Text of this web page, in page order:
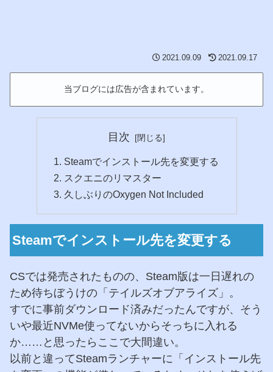
2021.09.09 2021.09.17
当ブログには広告が含まれています。
目次
Steamでインストール先を変更する
スクエニのリマスター
久しぶりのOxygen Not Included
Steamでインストール先を変更する
CSでは発売されたものの、Steam版は一日遅れの
ため待ちぼうけの「テイルズオブアライズ」。
すでに事前ダウンロード済みだったんですが、そう
いや最近NVMe使ってないからそっちに入れる
か……と思ったらここで大間違い。
以前と違ってSteamランチャーに「インストール先